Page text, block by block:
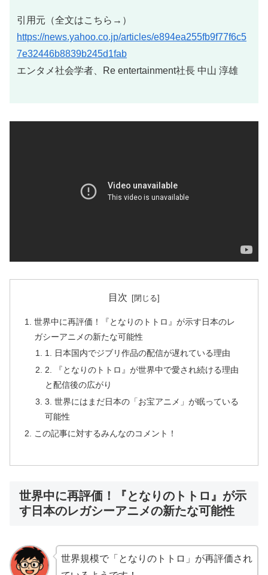
引用元（全文はこちら→）
https://news.yahoo.co.jp/articles/e894ea255fb9f77f6c5
7e32446b8839b245d1fab
エンタメ社会学者、Re entertainment社長 中山 淳雄
目次
世界中に再評価！『となりのトトロ』が示す日本のレ
ガシーアニメの新たな可能性
1. 日本国内でジブリ作品の配信が遅れている理由
2. 『となりのトトロ』が世界中で愛され続ける理由
と配信後の広がり
3. 世界にはまだ日本の「お宝アニメ」が眠っている
可能性
この記事に対するみんなのコメント！
世界中に再評価！『となりのトトロ』が示
す日本のレガシーアニメの新たな可能性
世界規模で「となりのトトロ」が再評価され